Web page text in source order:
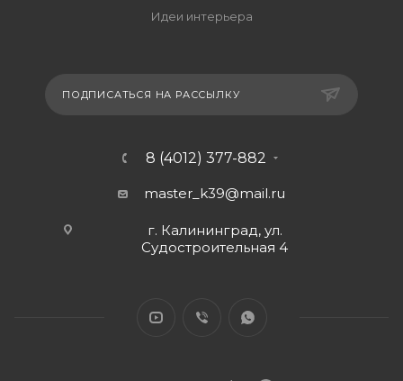
Идеи интерьера
ПОДПИСАТЬСЯ НА РАССЫЛКУ
8 (4012) 377-882
master_k39@mail.ru
г. Калининград, ул.
Судостроительная 4